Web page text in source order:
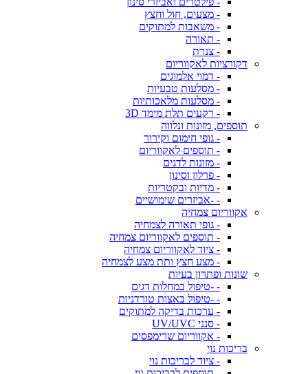
- מצעים, חול וחצץ
- משאבות למתוקים
- תאורה
- צנרת
דקורציות לאקווריום
- דמוי אלמוגים
- מסלעות טבעיות
- מסלעות מלאכותיות
- רקעים תלת מימד 3D
תוספים, מזונות ונלווה
- גופי חימום וקירור
- תוספים לאקווריום
- מזונות לדגים
- פרלון וסינון
- מדיות ובקטריות
- -אביזרים שימושיים
אקווריום צמחיה
- גופי תאורה לצמחיה
- תוספים לאקווריום צמחיה
- ציוד לאקווריום צמחיה
- מצע חצץ ותת מצע לצמחיה
שונות ופתרון בעיות
- -טיפול במחלות דגים
- -טיפול באצות טורדניות
- ערכות בדיקה למתוקים
- סנני UV/UVC
- אקווריום שרימפסים
בריכות נוי
- ציוד לבריכות נוי